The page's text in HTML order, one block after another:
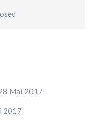
Mai 2017
2017